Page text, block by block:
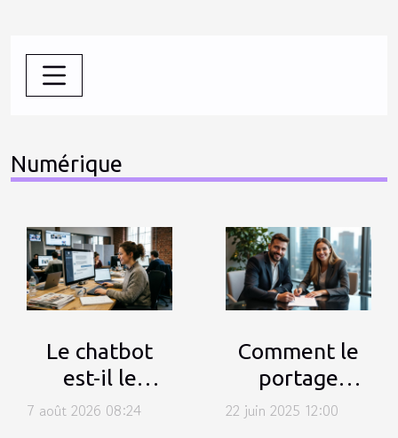
Numérique
Le chatbot
est-il le
nouveau
7 août 2026 08:24
Comment le
portage
salarial peut
22 juin 2025 12:00